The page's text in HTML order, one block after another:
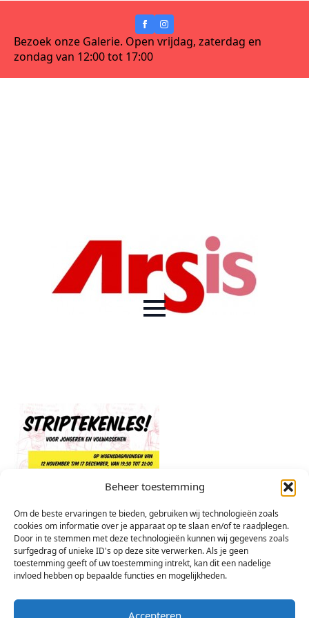
Beheer toestemming
Om de beste ervaringen te bieden, gebruiken wij technologieën zoals
cookies om informatie over je apparaat op te slaan en/of te raadplegen.
Door in te stemmen met deze technologieën kunnen wij gegevens zoals
surfgedrag of unieke ID's op deze site verwerken. Als je geen
toestemming geeft of uw toestemming intrekt, kan dit een nadelige
invloed hebben op bepaalde functies en mogelijkheden.
Accepteren
Bezoek onze Galerie. Open vrijdag, zaterdag en
zondag van 12:00 tot 17:00